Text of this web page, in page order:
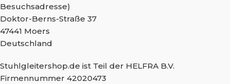
Besuchsadresse)
Doktor-Berns-Straße 37
47441 Moers
Deutschland
Stuhlgleitershop.de ist Teil der HELFRA B.V.
Firmennummer 42020473